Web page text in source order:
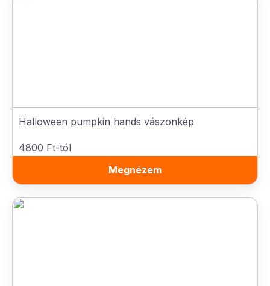
Halloween pumpkin hands vászonkép
4800 Ft-tól
Megnézem